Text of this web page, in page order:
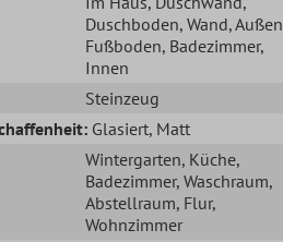
Duschboden, Wand, Außen
Fußboden, Badezimmer,
Innen
Steinzeug
Glasiert, Matt
Wintergarten, Küche,
Badezimmer, Waschraum,
Abstellraum, Flur,
Wohnzimmer